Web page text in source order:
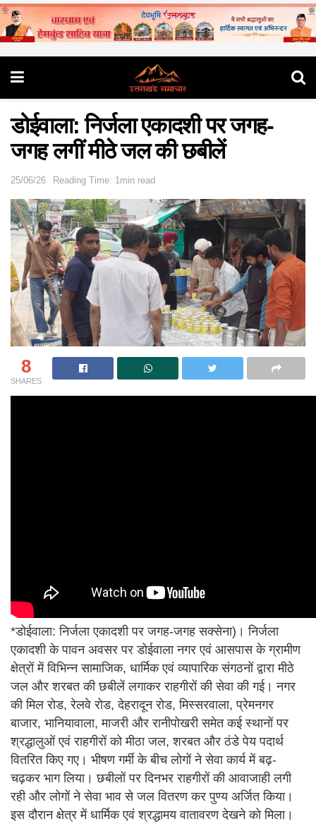
डोईवाला: निर्जला एकादशी पर जगह-
जगह लगीं मीठे जल की छबीलें
25/06/26 Reading Time: 1min read
8
SHARES
*डोईवाला: निर्जला एकादशी पर जगह-जगह सक्सेना)। निर्जला
एकादशी के पावन अवसर पर डोईवाला नगर एवं आसपास के ग्रामीण
क्षेत्रों में विभिन्न सामाजिक, धार्मिक एवं व्यापारिक संगठनों द्वारा मीठे
जल और शरबत की छबीलें लगाकर राहगीरों की सेवा की गई। नगर
की मिल रोड, रेलवे रोड, देहरादून रोड, मिस्सरवाला, प्रेमनगर
बाजार, भानियावाला, माजरी और रानीपोखरी समेत कई स्थानों पर
श्रद्धालुओं एवं राहगीरों को मीठा जल, शरबत और ठंडे पेय पदार्थ
वितरित किए गए। भीषण गर्मी के बीच लोगों ने सेवा कार्य में बढ़-
चढ़कर भाग लिया। छबीलों पर दिनभर राहगीरों की आवाजाही लगी
रही और लोगों ने सेवा भाव से जल वितरण कर पुण्य अर्जित किया।
इस दौरान क्षेत्र में धार्मिक एवं श्रद्धामय वातावरण देखने को मिला।